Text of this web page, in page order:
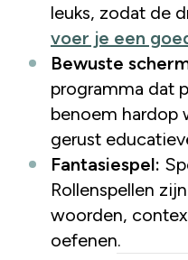
leuks, zodat de
voer je een
Bewuste
programma dat
benoem hardop
gerust
Fantasiespel:
Rollenspellen
woorden,
oefenen.